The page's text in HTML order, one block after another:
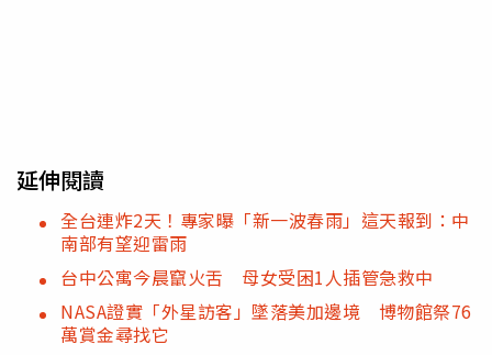
延伸閱讀
全台連炸2天！專家曝「新一波春雨」這天報到：中
南部有望迎雷雨
台中公寓今晨竄火舌 母女受困1人插管急救中
NASA證實「外星訪客」墜落美加邊境 博物館祭76
萬賞金尋找它